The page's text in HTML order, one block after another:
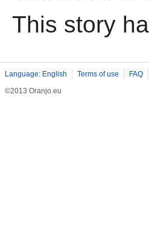
This story
Language: English Terms of use FAQ
©2013 Oranjo.eu